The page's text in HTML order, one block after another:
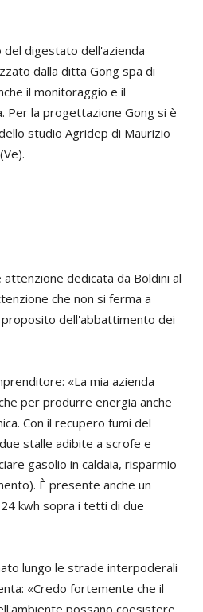
digestato dell'azienda
dalla ditta Gong spa di
il monitoraggio e il
Per la progettazione Gong si è
studio Agridep di Maurizio
dedicata da Boldini al
che non si ferma a
dell'abbattimento dei
«La mia azienda
per produrre energia anche
Con il recupero fumi del
stalle adibite a scrofe e
gasolio in caldaia, risparmio
È presente anche un
kwh sopra i tetti di due
lungo le strade interpoderali
«Credo fortemente che il
possano coesistere.